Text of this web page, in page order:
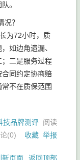
。
？
为72小时，质
如边角遗漏、
二是服务过程
同约定协商赔
不在质保范围
技品牌测评 阅读
(0) 收藏 举报
新页面 返回顶部